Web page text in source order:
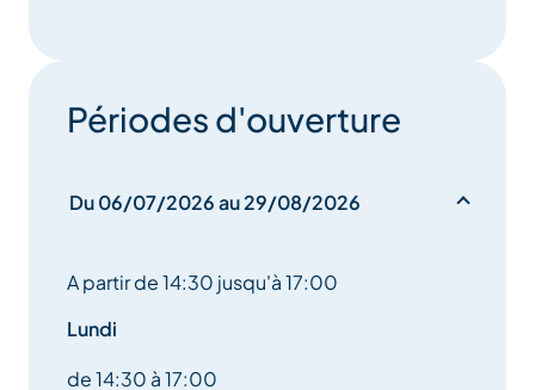
Périodes d'ouverture
Du 06/07/2026 au 29/08/2026
A partir de 14:30 jusqu'à 17:00
Lundi
de 14:30 à 17:00